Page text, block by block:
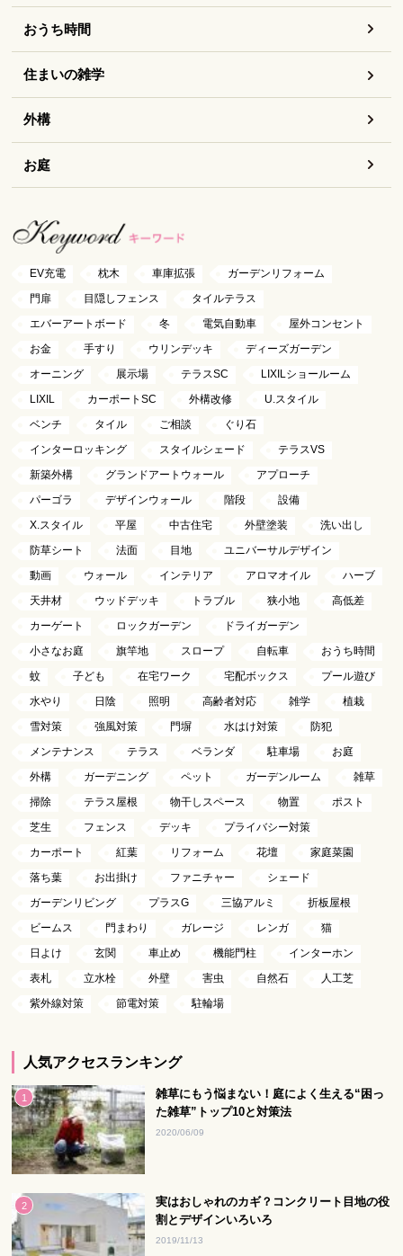
おうち時間
住まいの雑学
外構
お庭
EV充電 枕木 車庫拡張
ガーデンリフォーム
門扉
目隠しフェンス
タイルテラス
エバーアートボード
冬 電気自動車
屋外コンセント
お金
手すり ウリンデッキ
ディーズガーデン
オーニング
展示場 テラスSC
LIXILショールーム
LIXIL
カーポートSC 外構改修
U.スタイル
ベンチ
タイル ご相談
ぐり石
インターロッキング
スタイルシェード
テラスVS
新築外構
グランドアートウォール
アプローチ
パーゴラ
デザインウォール 階段
設備
X.スタイル
平屋 中古住宅 外壁塗装
洗い出し
防草シート
法面 目地
ユニバーサルデザイン
動画
ウォール インテリア アロマオイル
ハーブ
天井材
ウッドデッキ トラブル 狭小地
高低差
カーゲート
ロックガーデン
ドライガーデン
小さなお庭
旗竿地 スロープ 自転車
おうち時間
蚊
子ども 在宅ワーク 宅配ボックス
プール遊び
水やり
日陰 照明 高齢者対応 雑学
植栽
雪対策
強風対策 門塀 水はけ対策
防犯
メンテナンス
テラス ベランダ 駐車場
お庭
外構
ガーデニング ペット ガーデンルーム
雑草
掃除
テラス屋根 物干しスペース 物置
ポスト
芝生
フェンス デッキ
プライバシー対策
カーポート
紅葉 リフォーム 花壇
家庭菜園
落ち葉
お出掛け ファニチャー
シェード
ガーデンリビング
プラスG 三協アルミ
折板屋根
ビームス
門まわり ガレージ レンガ
猫
日よけ
玄関 車止め 機能門柱
インターホン
表札
立水栓 外壁 害虫 自然石
人工芝
紫外線対策
節電対策 駐輪場
人気アクセスランキング
雑草にもう悩まない！庭によく生える“困っ
た雑草”トップ10と対策法
2020/06/09
実はおしゃれのカギ？コンクリート目地の役
割とデザインいろいろ
2019/11/13